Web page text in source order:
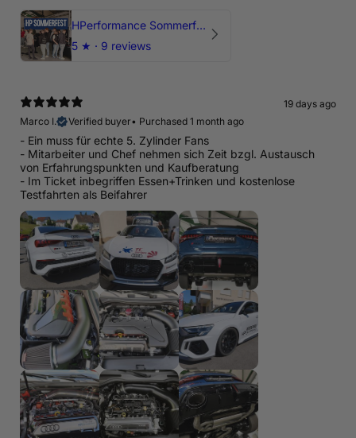
HPerformance Sommerfest 2026
5 ★ · 9 reviews
19 days ago
Marco I.
Verified buyer• Purchased 1 month ago
- Ein muss für echte 5. Zylinder Fans
- Mitarbeiter und Chef nehmen sich Zeit bzgl. Austausch
von Erfahrungspunkten und Kaufberatung
- Im Ticket inbegriffen Essen+Trinken und kostenlose
Testfahrten als Beifahrer